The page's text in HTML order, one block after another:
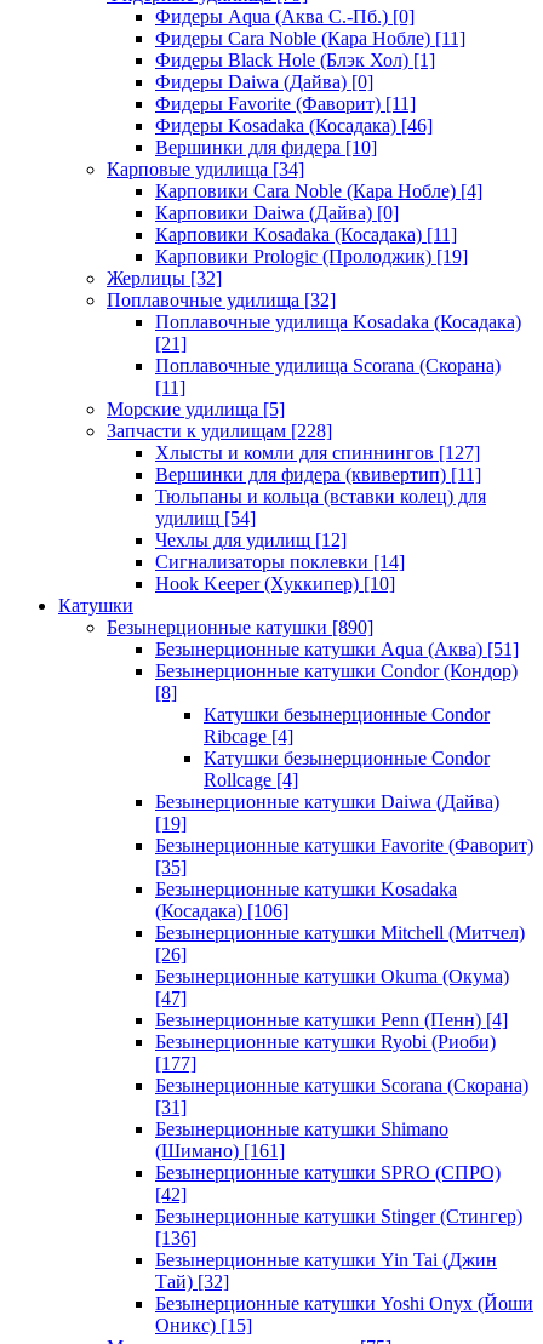
Фидеры Aqua (Аква С.-Пб.) [0]
Фидеры Cara Noble (Кара Нобле) [11]
Фидеры Black Hole (Блэк Хол) [1]
Фидеры Daiwa (Дайва) [0]
Фидеры Favorite (Фаворит) [11]
Фидеры Kosadaka (Косадака) [46]
Вершинки для фидера [10]
Карповые удилища [34]
Карповики Cara Noble (Кара Нобле) [4]
Карповики Daiwa (Дайва) [0]
Карповики Kosadaka (Косадака) [11]
Карповики Prologic (Пролоджик) [19]
Жерлицы [32]
Поплавочные удилища [32]
Поплавочные удилища Kosadaka (Косадака)
[21]
Поплавочные удилища Scorana (Скорана)
[11]
Морские удилища [5]
Запчасти к удилищам [228]
Хлысты и комли для спиннингов [127]
Вершинки для фидера (квивертип) [11]
Тюльпаны и кольца (вставки колец) для
удилищ [54]
Чехлы для удилищ [12]
Сигнализаторы поклевки [14]
Hook Keeper (Хуккипер) [10]
Катушки
Безынерционные катушки [890]
Безынерционные катушки Aqua (Аква) [51]
Безынерционные катушки Condor (Кондор)
[8]
Катушки безынерционные Condor
Ribcage [4]
Катушки безынерционные Condor
Rollcage [4]
Безынерционные катушки Daiwa (Дайва)
[19]
Безынерционные катушки Favorite (Фаворит)
[35]
Безынерционные катушки Kosadaka
(Косадака) [106]
Безынерционные катушки Mitchell (Митчел)
[26]
Безынерционные катушки Okuma (Окума)
[47]
Безынерционные катушки Penn (Пенн) [4]
Безынерционные катушки Ryobi (Риоби)
[177]
Безынерционные катушки Scorana (Скорана)
[31]
Безынерционные катушки Shimano
(Шимано) [161]
Безынерционные катушки SPRO (СПРО)
[42]
Безынерционные катушки Stinger (Стингер)
[136]
Безынерционные катушки Yin Tai (Джин
Тай) [32]
Безынерционные катушки Yoshi Onyx (Йоши
Оникс) [15]